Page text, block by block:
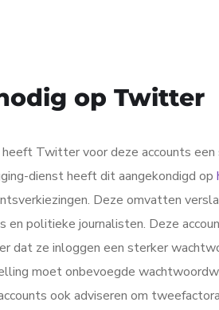
op Twitter
Twitter voor deze accounts
dienst heeft dit aangekondigd op
Deze omvatten
politieke journalisten. Deze
dat ze inloggen een sterker
moet onbevoegde
ook adviseren om